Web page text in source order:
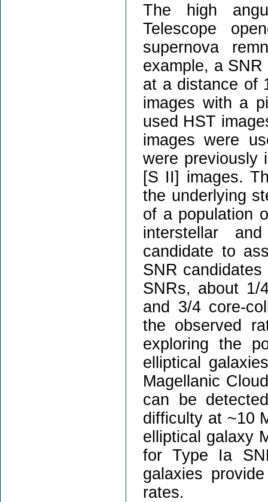
The high
Telescope
supernova
example, a
at a distance of
images with a
used HST
images were
were previously
[S II] images.
the underlying
of a population
interstellar
candidate to
SNR candidates
SNRs, about 1/
and 3/4 core-
the observed
exploring the
elliptical
Magellanic
can be
difficulty at ~10
elliptical galaxy
for Type Ia
galaxies
rates.